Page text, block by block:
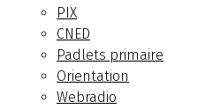
PIX
CNED
Padlets primaire
Orientation
Webradio